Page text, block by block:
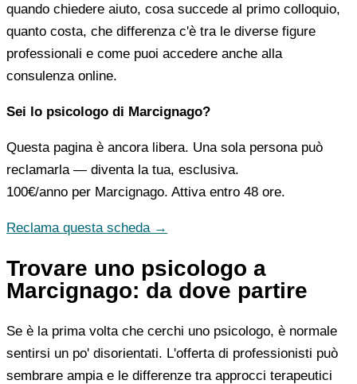
quando chiedere aiuto, cosa succede al primo colloquio,
quanto costa, che differenza c'è tra le diverse figure
professionali e come puoi accedere anche alla
consulenza online.
Sei lo psicologo di Marcignago?
Questa pagina è ancora libera. Una sola persona può
reclamarla — diventa la tua, esclusiva.
100€/anno per Marcignago. Attiva entro 48 ore.
Reclama questa scheda →
Trovare uno psicologo a
Marcignago: da dove partire
Se è la prima volta che cerchi uno psicologo, è normale
sentirsi un po' disorientati. L'offerta di professionisti può
sembrare ampia e le differenze tra approcci terapeutici